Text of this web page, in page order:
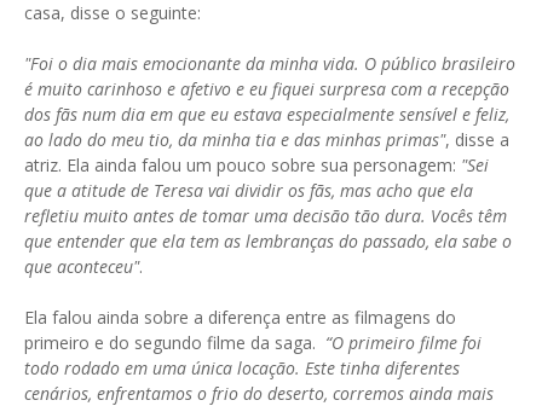
casa, disse o seguinte:
"Foi o dia mais emocionante da minha vida. O público brasileiro
é muito carinhoso e afetivo e eu fiquei surpresa com a recepção
dos fãs num dia em que eu estava especialmente sensível e feliz,
ao lado do meu tio, da minha tia e das minhas primas", disse a
atriz. Ela ainda falou um pouco sobre sua personagem: "Sei
que a atitude de Teresa vai dividir os fãs, mas acho que ela
refletiu muito antes de tomar uma decisão tão dura. Vocês têm
que entender que ela tem as lembranças do passado, ela sabe o
que aconteceu".
Ela falou ainda sobre a diferença entre as filmagens do
primeiro e do segundo filme da saga. “O primeiro filme foi
todo rodado em uma única locação. Este tinha diferentes
cenários, enfrentamos o frio do deserto, corremos ainda mais